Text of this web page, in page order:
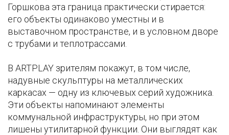
Горшкова эта граница практически стирается:
его объекты одинаково уместны и в
выставочном пространстве, и в условном дворе
с трубами и теплотрассами.
В ARTPLAY зрителям покажут, в том числе,
надувные скульптуры на металлических
каркасах — одну из ключевых серий художника.
Эти объекты напоминают элементы
коммунальной инфраструктуры, но при этом
лишены утилитарной функции. Они выглядят как